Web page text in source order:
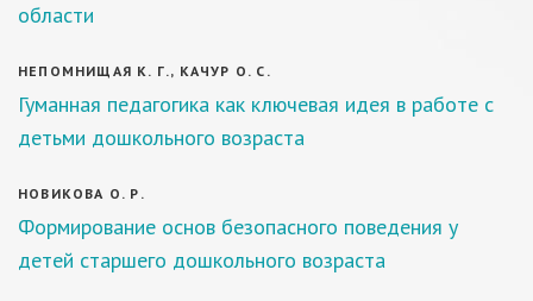
области
НЕПОМНИЩАЯ К. Г., КАЧУР О. С.
Гуманная педагогика как ключевая идея в работе с
детьми дошкольного возраста
НОВИКОВА О. Р.
Формирование основ безопасного поведения у
детей старшего дошкольного возраста